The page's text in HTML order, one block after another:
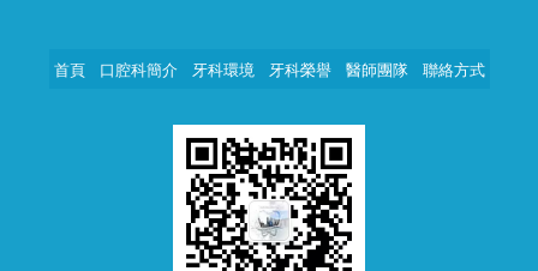
首頁 口腔科簡介 牙科環境 牙科榮譽 醫師團隊 聯絡方式